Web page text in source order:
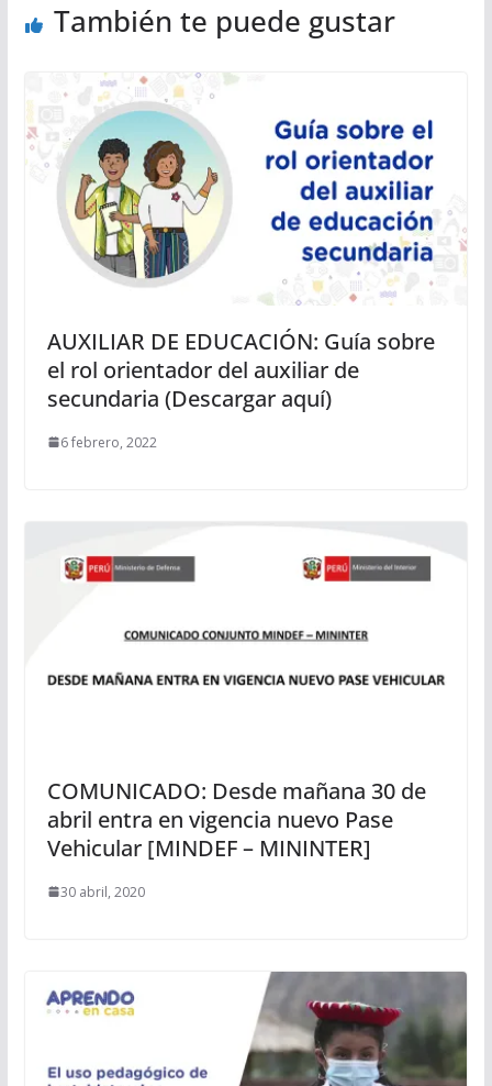
También te puede gustar
AUXILIAR DE EDUCACIÓN: Guía sobre
el rol orientador del auxiliar de
secundaria (Descargar aquí)
6 febrero, 2022
COMUNICADO: Desde mañana 30 de
abril entra en vigencia nuevo Pase
Vehicular [MINDEF – MININTER]
30 abril, 2020